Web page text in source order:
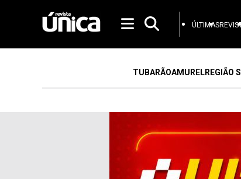
ÚLTIMAS
TUBARÃOAMURELREGIÃO